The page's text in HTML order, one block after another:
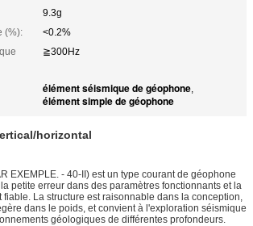
9.3g
(%):
<0.2%
≧300Hz
élément séismique de géophone,
élément simple de géophone
horizontal
EXEMPLE. - 40-II) est un type courant de géophone
petite erreur dans des paramètres fonctionnants et la
fiable. La structure est raisonnable dans la conception,
dans le poids, et convient à l'exploration séismique
géologiques de différentes profondeurs.